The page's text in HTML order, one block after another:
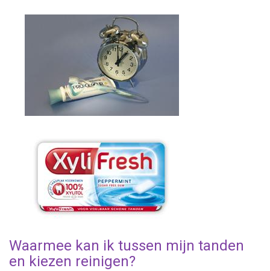
Waarmee kan ik tussen mijn tanden
en kiezen reinigen?